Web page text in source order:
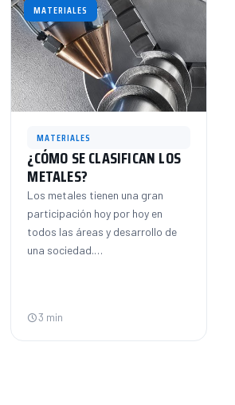
MATERIALES
MATERIALES
¿CÓMO SE CLASIFICAN LOS
METALES?
Los metales tienen una gran
participación hoy por hoy en
todos las áreas y desarrollo de
una sociedad.…
3 min